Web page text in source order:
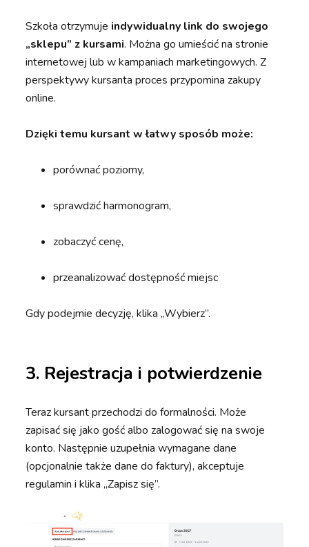
Szkoła otrzymuje indywidualny link do swojego
„sklepu” z kursami. Można go umieścić na stronie
internetowej lub w kampaniach marketingowych. Z
perspektywy kursanta proces przypomina zakupy
online.
Dzięki temu kursant w łatwy sposób może:
porównać poziomy,
sprawdzić harmonogram,
zobaczyć cenę,
przeanalizować dostępność miejsc
Gdy podejmie decyzję, klika „Wybierz”.
3. Rejestracja i potwierdzenie
Teraz kursant przechodzi do formalności. Może
zapisać się jako gość albo zalogować się na swoje
konto. Następnie uzupełnia wymagane dane
(opcjonalnie także dane do faktury), akceptuje
regulamin i klika „Zapisz się”.